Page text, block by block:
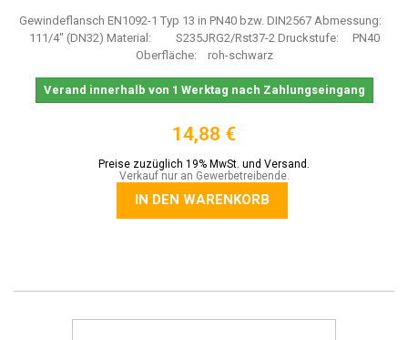
Gewindeflansch EN1092-1 Typ 13 in PN40 bzw. DIN2567 Abmessung:
111/4" (DN32) Material: S235JRG2/Rst37-2 Druckstufe: PN40
Oberfläche: roh-schwarz
Verand innerhalb von 1 Werktag nach Zahlungseingang
14,88 €
Preise zuzüglich 19% MwSt. und Versand.
Verkauf nur an Gewerbetreibende.
IN DEN WARENKORB